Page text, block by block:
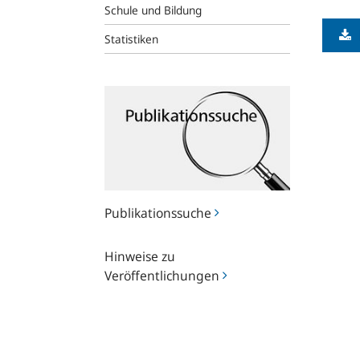
Schule und Bildung
Statistiken
Publikationssuche
Publikationssuche
Hinweise zu
Veröffentlichungen
zu
Veröffentlichungen